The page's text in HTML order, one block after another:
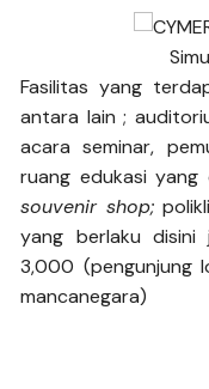
Fasilitas yang
antara lain ;
acara seminar,
ruang edukasi yang
souvenir shop;
yang berlaku
3,000 (pengunjung
mancanegara)